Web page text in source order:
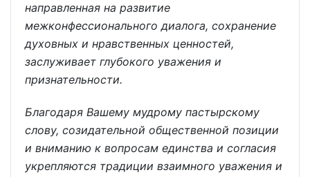
направленная на развитие
межконфессионального диалога, сохранение
духовных и нравственных ценностей,
заслуживает глубокого уважения и
признательности.
Благодаря Вашему мудрому пастырскому
слову, созидательной общественной позиции
и вниманию к вопросам единства и согласия
укрепляются традиции взаимного уважения и